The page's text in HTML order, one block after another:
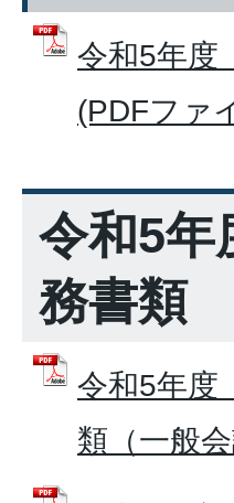
令和5年度
(PDFファ
令和5年
務書類
令和5年度
類（一般